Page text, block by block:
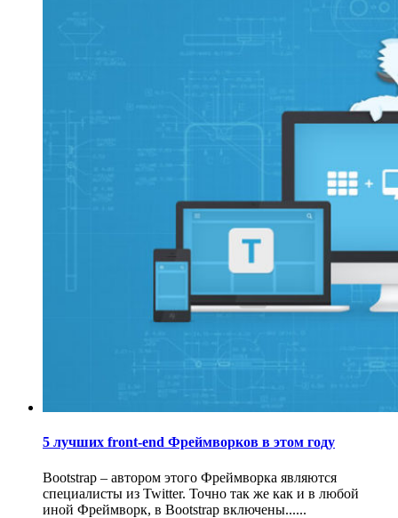
5 лучших front-end Фреймворков в этом году
Bootstrap – автором этого Фреймворка являются
специалисты из Twitter. Точно так же как и в любой
иной Фреймворк, в Bootstrap включены......